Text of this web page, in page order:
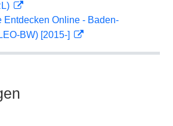
Entdecken Online - Baden-
BW) [2015-]